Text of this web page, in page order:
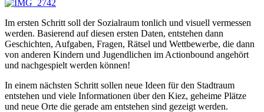
Im ersten Schritt soll der Sozialraum tonlich und visuell vermessen
werden. Basierend auf diesen ersten Daten, entstehen dann
Geschichten, Aufgaben, Fragen, Rätsel und Wettbewerbe, die dann
von anderen Kindern und Jugendlichen im Actionbound angehört
und nachgespielt werden können!
In einem nächsten Schritt sollen neue Ideen für den Stadtraum
entstehen und viele Informationen über den Kiez, geheime Plätze
und neue Orte die gerade am entstehen sind gezeigt werden.